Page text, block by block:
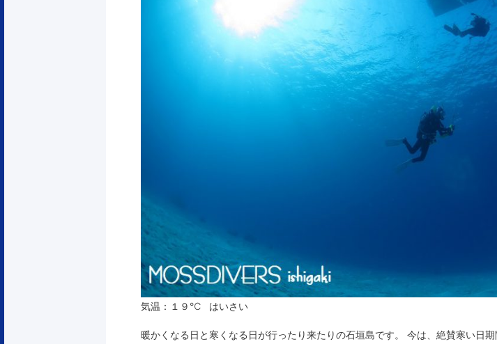
気温：１９℃ はいさい
暖かくなる日と寒くなる日が行ったり来たりの石垣島です。 今は、絶賛寒い日期